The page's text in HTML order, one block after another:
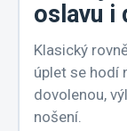
oslavu i
Klasický
úplet se hodí
dovolenou,
nošení.